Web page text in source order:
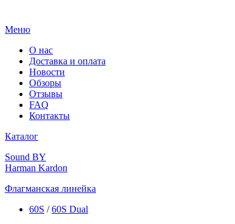
Меню
О нас
Доставка и оплата
Новости
Обзоры
Отзывы
FAQ
Контакты
Каталог
Sound BY
Harman Kardon
Флагманская линейка
60S /60S Dual